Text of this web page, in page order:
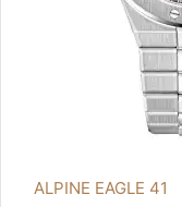
ALPINE EAGLE 41